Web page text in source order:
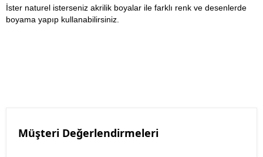
İster naturel isterseniz akrilik boyalar ile farklı renk ve desenlerde
boyama yapıp kullanabilirsiniz.
Müşteri Değerlendirmeleri